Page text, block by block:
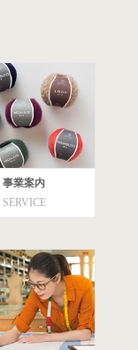
事業案内
SERVICE